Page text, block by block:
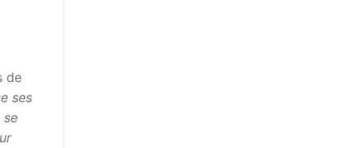
de
ses
se